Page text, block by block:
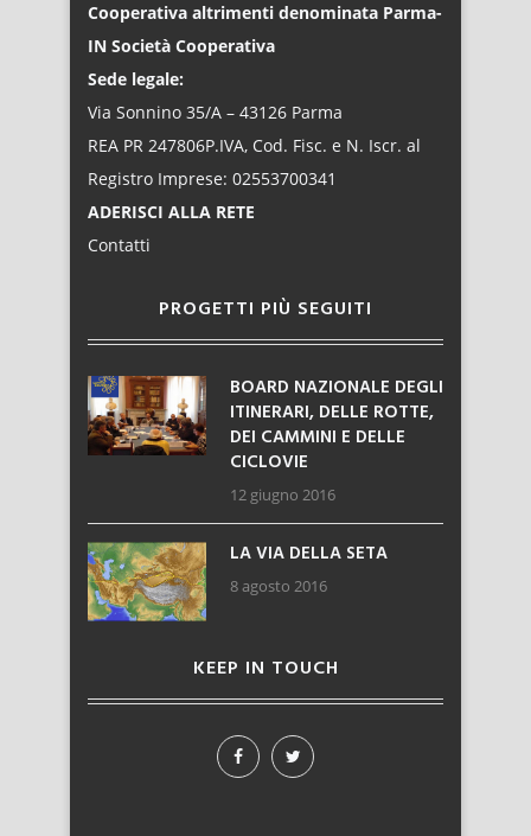
Cooperativa altrimenti denominata Parma-
IN Società Cooperativa
Sede legale:
Via Sonnino 35/A – 43126 Parma
REA PR 247806P.IVA, Cod. Fisc. e N. Iscr. al
Registro Imprese: 02553700341
ADERISCI ALLA RETE
Contatti
PROGETTI PIÙ SEGUITI
BOARD NAZIONALE DEGLI
ITINERARI, DELLE ROTTE,
DEI CAMMINI E DELLE
CICLOVIE
12 giugno 2016
LA VIA DELLA SETA
8 agosto 2016
KEEP IN TOUCH